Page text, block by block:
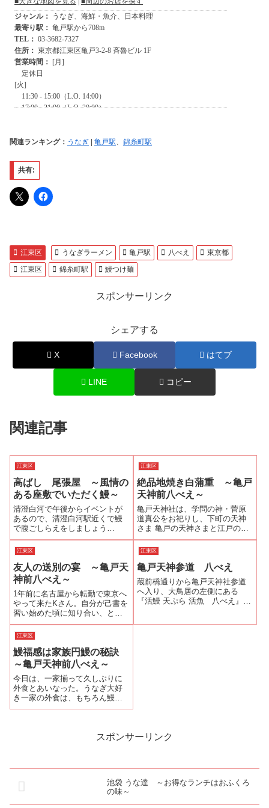
関連ランキング： うなぎ | 亀戸駅 錦糸町駅
共有:
江東区 うなぎラーメン 亀戸駅 八べえ
東京都
江東区
錦糸町駅 鰻つけ麺
スポンサーリンク
シェアする
X Facebook はてブ
LINE コピー
関連記事
江東区
高ばし 尾張屋 ～風情の
ある座敷でいただく鰻～
清澄白河で午後からイベントが
あるので、清澄白河駅近くで鰻
で腹ごしらえをしましょう
と...。表参道から営業をしてい
るかの確認の電話をすると年配
の女性が出て、自動的に予約に
なった(^^ゞ清澄白河駅を降り
て、清澄通りを森下方面へ進
み、小名木川を渡...
江東区
絶品地焼き白蒲重 ～亀戸
天神前八べえ～
亀戸天神社は、学問の神・菅原
道真公をお祀りし、下町の天神
さま 亀戸の天神さまと江戸の昔
から庶民の信仰を集めていたそ
うです。有名な神社仏閣にそば
に美味しいうなぎ屋さんがあり
ます。例えば浅草の観音さま 成
田のお不動さまなどなど亀有の
天神さまも例...
江東区
友人の送別の宴 ～亀戸天
神前八べえ～
1年前に名古屋から転勤で東京へ
やって来たKさん。自分が己書を
習い始めた頃に知り合い、とて
も仲良くしてくださっていた。
そのKさんが、3月末に名古屋へ
戻ることになったそうだ。これ
までKさんとは懇親会なので呑む
こと多く「今度、うなぎ屋さん
で飲みま...
江東区
亀戸天神参道 八べえ
蔵前橋通りから亀戸天神社参道
へ入り、大鳥居の左側にある
『活鰻 天ぷら 活魚 八べえ』今
江東区
鰻福感は家族円鰻の秘訣
～亀戸天神前八べえ～
今日は、一家揃って久しぶりに
外食とあいなった。うなぎ大好
き一家の外食は、もちろん鰻が
第一候補。ただし、2世帯同居の
ってみた～い！」と言っていたスポンサーリンク
池袋 うな達 ～お得なランチはおふくろ
の味～